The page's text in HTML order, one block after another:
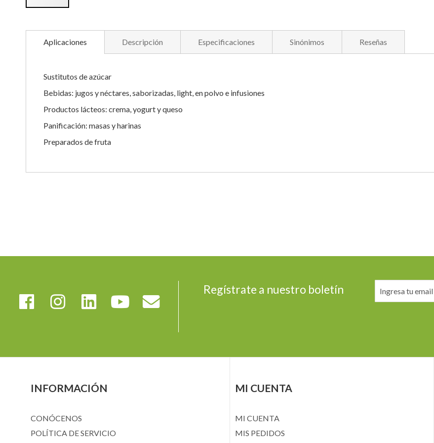
imágenes
Aplicaciones
Sustitutos de azúcar
Bebidas: jugos y néctares, saborizadas, light, en polvo e infusiones
Productos lácteos: crema, yogurt y queso
Panificación: masas y harinas
Preparados de fruta
Descripción Especificaciones Sinónimos Reseñas
Regístrate a nuestro boletín
INFORMACIÓN
CONÓCENOS
POLÍTICA DE SERVICIO
MI CUENTA
MI CUENTA
MIS PEDIDOS